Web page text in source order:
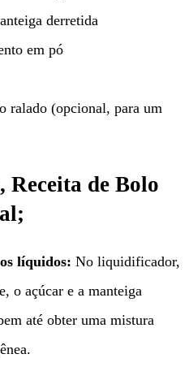
derretida
em pó
ralado (opcional, para um
Receita de Bolo
líquidos: No liquidificador,
o açúcar e a manteiga
até obter uma mistura